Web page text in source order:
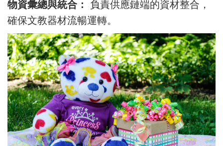
物資彙總與統合：
負責供應鏈端的資材整合，
確保文教器材流暢運轉。